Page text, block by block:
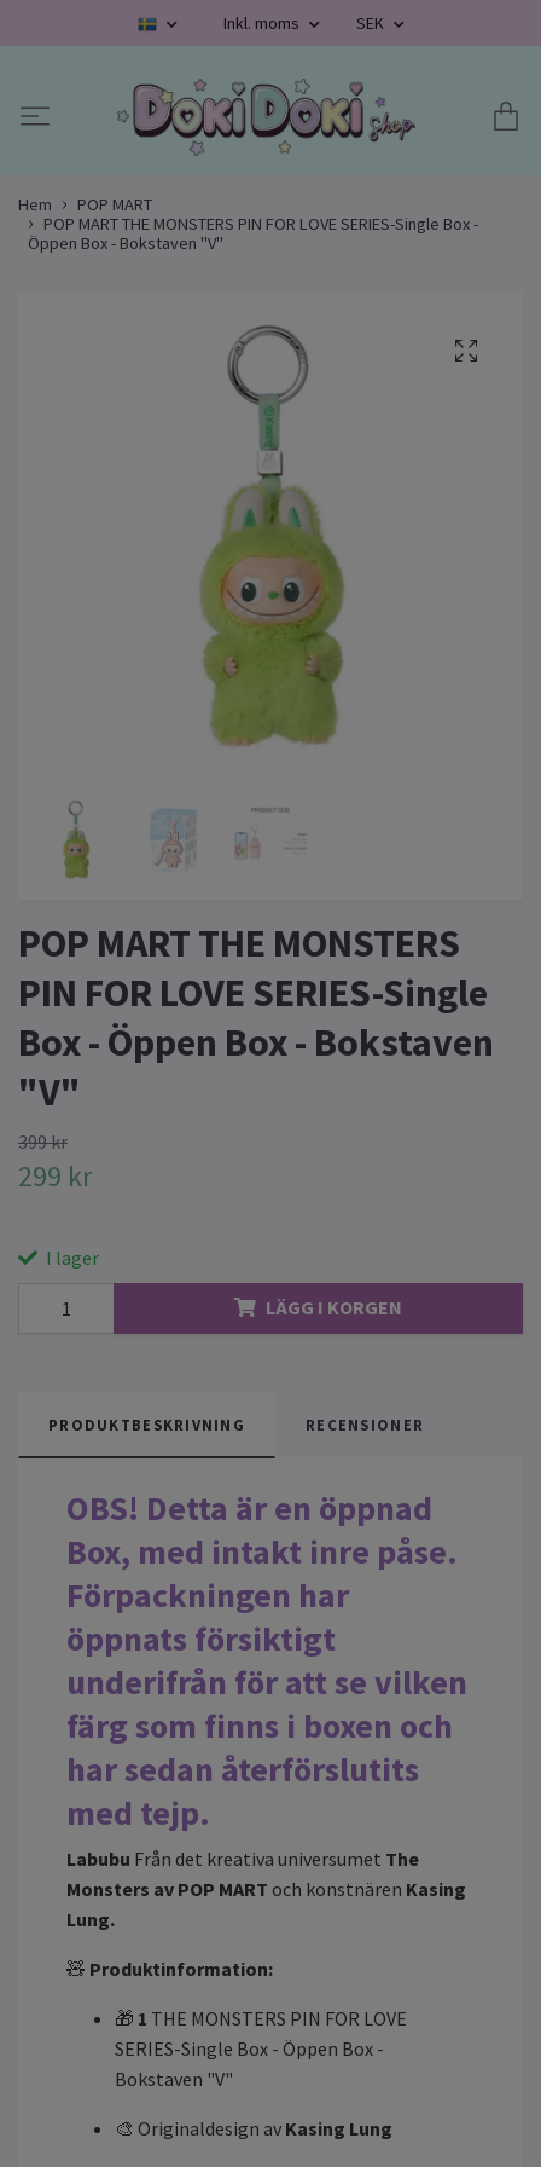
Inkl. moms SEK
Hem
POP MART
POP MART THE MONSTERS PIN FOR LOVE SERIES-Single Box -
Öppen Box - Bokstaven "V"
POP MART THE MONSTERS
PIN FOR LOVE SERIES-Single
Box - Öppen Box - Bokstaven
"V"
399 kr
299 kr
I lager
LÄGG I KORGEN
PRODUKTBESKRIVNING RECENSIONER
OBS! Detta är en öppnad
Box, med intakt inre påse.
Förpackningen har
öppnats försiktigt
underifrån för att se vilken
färg som finns i boxen och
har sedan återförslutits
med tejp.
Labubu Från det kreativa universumet The
Monsters av POP MART och konstnären Kasing
Lung.
🧸 Produktinformation:
🎁 1 THE MONSTERS PIN FOR LOVE
SERIES-Single Box - Öppen Box -
Bokstaven "V"
🎨 Originaldesign av Kasing Lung